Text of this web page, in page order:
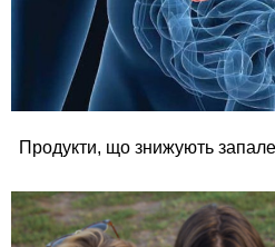
Продукти, що знижують